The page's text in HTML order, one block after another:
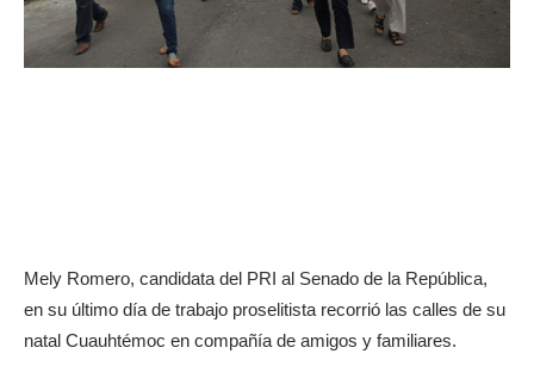
Mely Romero, candidata del PRI al Senado de la República,
en su último día de trabajo proselitista recorrió las calles de su
natal Cuauhtémoc en compañía de amigos y familiares.